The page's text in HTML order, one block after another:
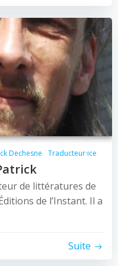
Dechesne Traducteur·ice
de littératures de
de l’Instant. Il a
Suite